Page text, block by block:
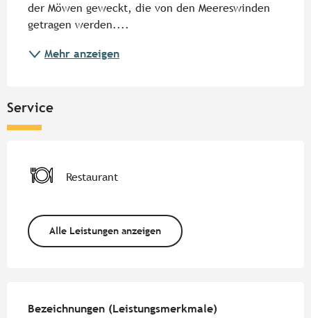
der Möwen geweckt, die von den Meereswinden
getragen werden....
Mehr anzeigen
Service
Restaurant
Alle Leistungen anzeigen
Bezeichnungen (Leistungsmerkmale)
Bezeichnungen (Leistungsmerkmale)